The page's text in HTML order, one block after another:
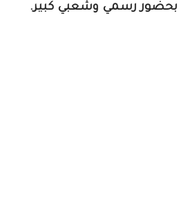
بحضور رسمي وشعبي كبير.